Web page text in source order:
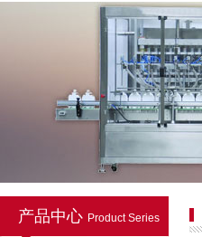
产品中心 Product Series
双袋式给袋包装机